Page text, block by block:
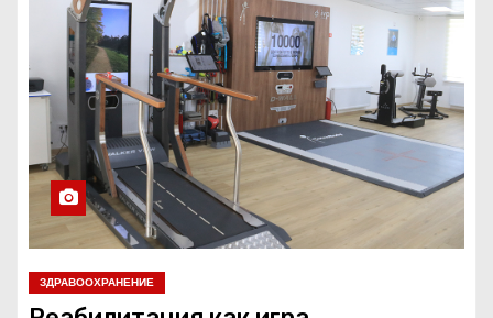
ЗДРАВООХРАНЕНИЕ